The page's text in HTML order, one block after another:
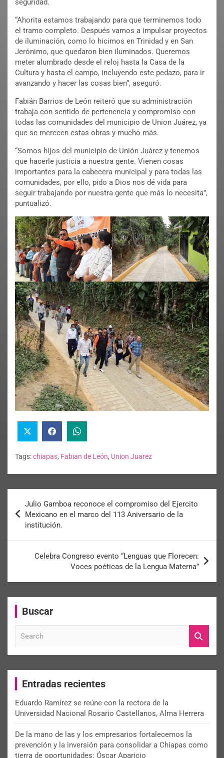
seguridad.
“Ahorita estamos trabajando para que terminemos todo
el tramo completo. Después vamos a impulsar proyectos
de iluminación, como lo hicimos en Trinidad y en San
Jerónimo, que quedaron bien iluminados. Queremos
meter alumbrado desde el reloj hasta la Casa de la
Cultura y hasta el campo, incluyendo este pedazo, para ir
avanzando y hacer las cosas bien”, aseguró.
Fabián Barrios de León reiteró que su administración
trabaja con sentido de pertenencia y compromiso con
todas las comunidades del municipio de Union Juárez, ya
que se merecen estas obras y mucho más.
“Somos hijos del municipio de Unión Juárez y tenemos
que hacerle justicia a nuestra gente. Vienen cosas
importantes para la cabecera municipal y para todas las
comunidades, por ello, pido a Dios nos dé vida para
seguir trabajando por nuestra gente que más lo necesita”,
puntualizó.
Tags:chiapas, Fabian de León, Union Juarez
Julio Gamboa reconoce el compromiso del Ejercito
Mexicano en el marco del 113 Aniversario de la
institución.
Celebra Congreso evento “Lenguas que Florecen:
Voces poéticas de la Lengua Materna”
Buscar
c
Entradas recientes
Eduardo Ramírez se reúne con la rectora de la
Universidad Nacional Rosario Castellanos, Alma Herrera
De la mano de las y los empresarios fortalecemos la
prevención y la inversión para consolidar a Chiapas como
tierra de oportunidades: Óscar Aparicio